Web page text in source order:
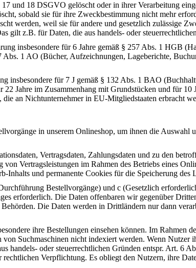
und 18 DSGVO gelöscht oder in ihrer Verarbeitung
sobald sie für ihre Zweckbestimmung nicht mehr
werden, weil sie für andere und gesetzlich zulässige
gilt z.B. für Daten, die aus handels- oder
insbesondere für 6 Jahre gemäß § 257 Abs. 1 HGB
1 AO (Bücher, Aufzeichnungen, Lageberichte,
insbesondere für 7 J gemäß § 132 Abs. 1 BAO
Jahre im Zusammenhang mit Grundstücken und für
an Nichtunternehmer in EU-Mitgliedstaaten erbracht
in unserem Onlineshop, um ihnen die
Vertragsdaten, Zahlungsdaten und zu den
Vertragsleistungen im Rahmen des Betriebs eines
Inhalts und permanente Cookies für die Speicherung des
Bestellvorgänge) und c (Gesetzlich
erforderlich. Die Daten offenbaren wir gegenüber
Die Daten werden in Drittländern nur dann
ihre Bestellungen einsehen können. Im Rahmen
Suchmaschinen nicht indexiert werden. Wenn
handels- oder steuerrechtlichen Gründen entspr. Art.
Verpflichtung. Es obliegt den Nutzern, ihre